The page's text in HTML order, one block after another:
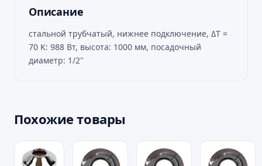
Описание
стальной трубчатый, нижнее подключение, ΔТ =
70 K: 988 Вт, высота: 1000 мм, посадочный
диаметр: 1/2"
Похожие товары